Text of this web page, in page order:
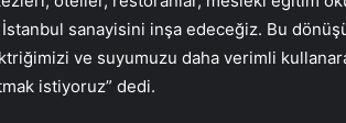
sanayisini inşa edeceğiz. Bu
ve suyumuzu daha verimli
istiyoruz” dedi.